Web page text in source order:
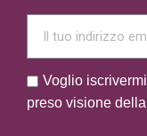
Voglio
preso visione della